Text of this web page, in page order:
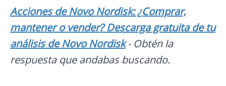
Acciones de Novo Nordisk: ¿Comprar,
mantener o vender? Descarga gratuita de tu
análisis de Novo Nordisk- Obtén la
respuesta que andabas buscando.